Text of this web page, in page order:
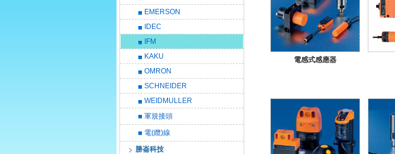
EMERSON
IDEC
IFM
KAKU
OMRON
SCHNEIDER
WEIDMULLER
軍規接頭
電(纜)線
勝崙科技
電感式感應器